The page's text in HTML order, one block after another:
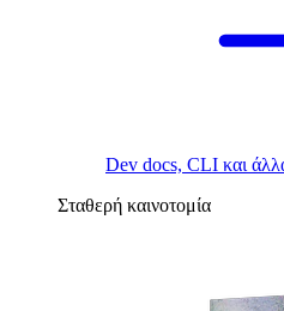
Dev docs, CLI και
Σταθερή καινοτομία